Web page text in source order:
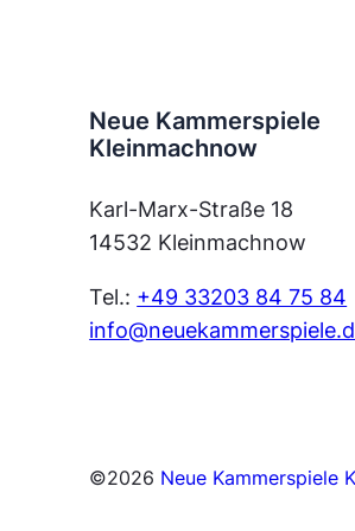
Neue Kammerspiele
Kleinmachnow
Karl-Marx-Straße 18
14532 Kleinmachnow
Tel.: +49 33203 84 75 84
©2026 Neue Kammerspiele